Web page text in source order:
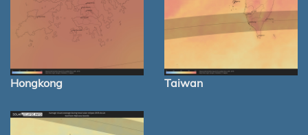
Hongkong Taiwan